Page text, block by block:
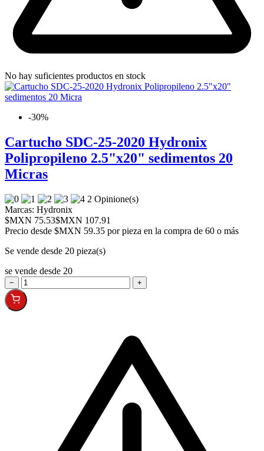
No hay suficientes productos en stock
-30%
Cartucho SDC-25-2020 Hydronix
Polipropileno 2.5"x20" sedimentos 20
Micras
2 Opinione(s)
Marcas: Hydronix
$MXN 75.53$MXN 107.91
Precio desde $MXN 59.35 por pieza en la compra de 60 o más
Se vende desde 20 pieza(s)
se vende desde 20
− +